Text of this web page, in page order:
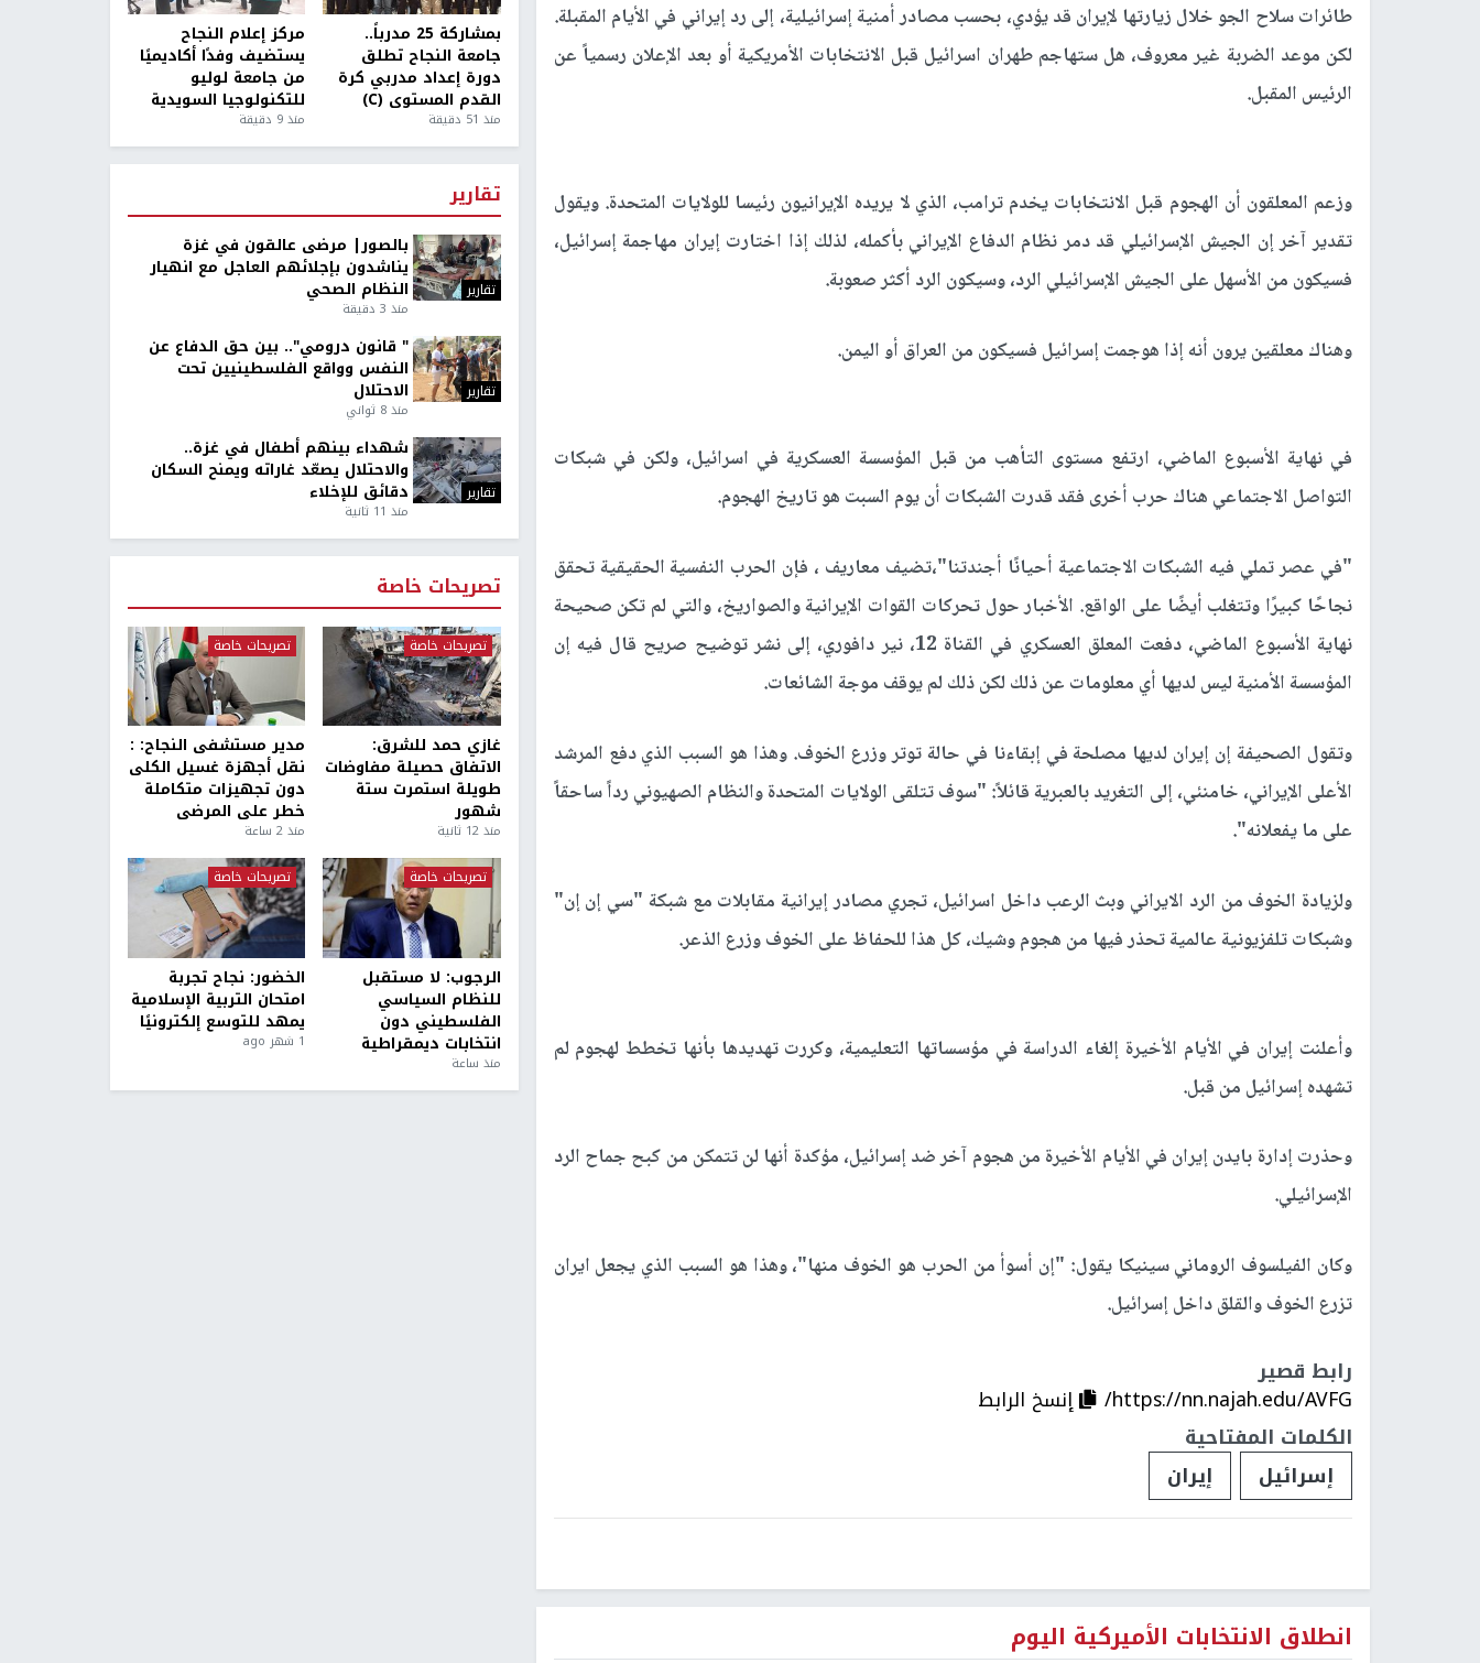
طائرات سلاح الجو خلال زيارتها لإيران قد يؤدي، بحسب مصادر أمنية إسرائيلية، إلى رد إيراني في الأيام المقبلة.
لكن موعد الضربة غير معروف، هل ستهاجم طهران اسرائيل قبل الانتخابات الأمريكية أو بعد الإعلان رسمياً عن
الرئيس المقبل.
وزعم المعلقون أن الهجوم قبل الانتخابات يخدم ترامب، الذي لا يريده الإيرانيون رئيسا للولايات المتحدة. ويقول
تقدير آخر إن الجيش الإسرائيلي قد دمر نظام الدفاع الإيراني بأكمله، لذلك إذا اختارت إيران مهاجمة إسرائيل،
فسيكون من الأسهل على الجيش الإسرائيلي الرد، وسيكون الرد أكثر صعوبة.
وهناك معلقين يرون أنه إذا هوجمت إسرائيل فسيكون من العراق أو اليمن.
في نهاية الأسبوع الماضي، ارتفع مستوى التأهب من قبل المؤسسة العسكرية في اسرائيل، ولكن في شبكات
التواصل الاجتماعي هناك حرب أخرى فقد قدرت الشبكات أن يوم السبت هو تاريخ الهجوم.
"في عصر تملي فيه الشبكات الاجتماعية أحيانًا أجندتنا"،تضيف معاريف ، فإن الحرب النفسية الحقيقية تحقق
نجاحًا كبيرًا وتتغلب أيضًا على الواقع. الأخبار حول تحركات القوات الإيرانية والصواريخ، والتي لم تكن صحيحة
نهاية الأسبوع الماضي، دفعت المعلق العسكري في القناة 12، نير دافوري، إلى نشر توضيح صريح قال فيه إن
المؤسسة الأمنية ليس لديها أي معلومات عن ذلك لكن ذلك لم يوقف موجة الشائعات.
وتقول الصحيفة إن إيران لديها مصلحة في إبقاءنا في حالة توتر وزرع الخوف. وهذا هو السبب الذي دفع المرشد
الأعلى الإيراني، خامنئي، إلى التغريد بالعبرية قائلاً: "سوف تتلقى الولايات المتحدة والنظام الصهيوني رداً ساحقاً
على ما يفعلانه".
ولزيادة الخوف من الرد الايراني وبث الرعب داخل اسرائيل، تجري مصادر إيرانية مقابلات مع شبكة "سي إن إن"
وشبكات تلفزيونية عالمية تحذر فيها من هجوم وشيك، كل هذا للحفاظ على الخوف وزرع الذعر.
وأعلنت إيران في الأيام الأخيرة إلغاء الدراسة في مؤسساتها التعليمية، وكررت تهديدها بأنها تخطط لهجوم لم
تشهده إسرائيل من قبل.
وحذرت إدارة بايدن إيران في الأيام الأخيرة من هجوم آخر ضد إسرائيل، مؤكدة أنها لن تتمكن من كبح جماح الرد
الإسرائيلي.
وكان الفيلسوف الروماني سينيكا يقول: "إن أسوأ من الحرب هو الخوف منها"، وهذا هو السبب الذي يجعل ايران
تزرع الخوف والقلق داخل إسرائيل.
رابط قصير
https://nn.najah.edu/AVFG/
إنسخ الرابط
الكلمات المفتاحية
إسرائيل
إيران
انطلاق الانتخابات الأميركية اليوم
بمشاركة 25 مدرباً..
جامعة النجاح تطلق
دورة إعداد مدربي كرة
القدم المستوى (C)
منذ 51 دقيقة
مركز إعلام النجاح
يستضيف وفدًا أكاديميًا
من جامعة لوليو
للتكنولوجيا السويدية
منذ 9 دقيقة
تقارير
تقارير
بالصور| مرضى عالقون في غزة
يناشدون بإجلائهم العاجل مع انهيار
النظام الصحي
منذ 3 دقيقة
تقارير
" قانون درومي".. بين حق الدفاع عن
النفس وواقع الفلسطينيين تحت
الاحتلال
منذ 8 ثواني
تقارير
شهداء بينهم أطفال في غزة..
والاحتلال يصعّد غاراته ويمنح السكان
دقائق للإخلاء
منذ 11 ثانية
تصريحات خاصة
تصريحات خاصة
غازي حمد للشرق:
الاتفاق حصيلة مفاوضات
طويلة استمرت ستة
شهور
منذ 12 ثانية
تصريحات خاصة
مدير مستشفى النجاح: :
نقل أجهزة غسيل الكلى
دون تجهيزات متكاملة
خطر على المرضى
منذ 2 ساعة
تصريحات خاصة
الرجوب: لا مستقبل
للنظام السياسي
الفلسطيني دون
انتخابات ديمقراطية
منذ ساعة
تصريحات خاصة
الخضور: نجاح تجربة
امتحان التربية الإسلامية
يمهد للتوسع إلكترونيًا
1 شهر ago